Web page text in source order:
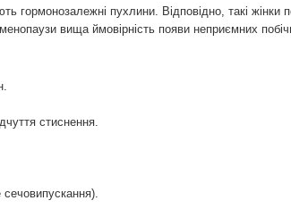
гормонозалежні пухлини. Відповідно, такі жінки
вища ймовірність появи неприємних
стиснення.